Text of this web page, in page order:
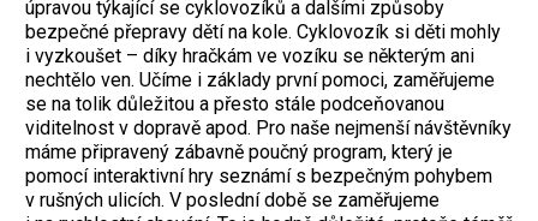
úpravou týkající se cyklovozíků a dalšími způsoby
bezpečné přepravy dětí na kole. Cyklovozík si děti mohly
i vyzkoušet – díky hračkám ve vozíku se některým ani
nechtělo ven. Učíme i základy první pomoci, zaměřujeme
se na tolik důležitou a přesto stále podceňovanou
viditelnost v dopravě apod. Pro naše nejmenší návštěvníky
máme připravený zábavně poučný program, který je
pomocí interaktivní hry seznámí s bezpečným pohybem
v rušných ulicích. V poslední době se zaměřujeme